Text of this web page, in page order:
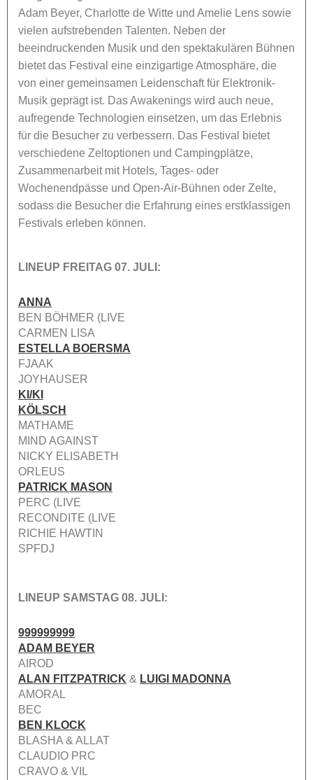
Adam Beyer, Charlotte de Witte und Amelie Lens sowie
vielen aufstrebenden Talenten. Neben der
beeindruckenden Musik und den spektakulären Bühnen
bietet das Festival eine einzigartige Atmosphäre, die
von einer gemeinsamen Leidenschaft für Elektronik-
Musik geprägt ist. Das Awakenings wird auch neue,
aufregende Technologien einsetzen, um das Erlebnis
für die Besucher zu verbessern. Das Festival bietet
verschiedene Zeltoptionen und Campingplätze,
Zusammenarbeit mit Hotels, Tages- oder
Wochenendpässe und Open-Air-Bühnen oder Zelte,
sodass die Besucher die Erfahrung eines erstklassigen
Festivals erleben können.
LINEUP FREITAG 07. JULI:
ANNA
BEN BÖHMER (LIVE
CARMEN LISA
ESTELLA BOERSMA
FJAAK
JOYHAUSER
KI/KI
KÖLSCH
MATHAME
MIND AGAINST
NICKY ELISABETH
ORLEUS
PATRICK MASON
PERC (LIVE
RECONDITE (LIVE
RICHIE HAWTIN
SPFDJ
LINEUP SAMSTAG 08. JULI:
999999999
ADAM BEYER
AIROD
ALAN FITZPATRICK & LUIGI MADONNA
AMORAL
BEC
BEN KLOCK
BLASHA & ALLAT
CLAUDIO PRC
CRAVO & VIL